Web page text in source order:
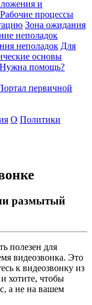
и
Рабочие процессы
Зона ожидания
неполадок
неполадок Для
основы
Нужна помощь?
первичной
О Политики
размытый
ть полезен для
мя видеозвонка. Это
есь к видеозвонку из
и хотите, чтобы
с, а не на вашем